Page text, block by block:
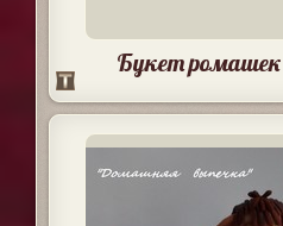
Букет ромашек